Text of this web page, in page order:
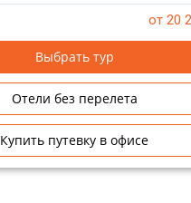
от 20
Выбрать тур
Отели без перелета
Купить путевку в офисе